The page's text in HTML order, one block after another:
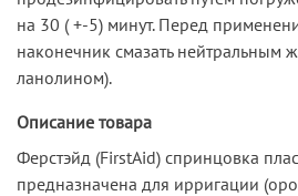
на 30 ( +-5) минут. Перед
наконечник смазать нейтральным
ланолином).
Описание товара
Ферстэйд (FirstAid) cпринцовка
предназначена для ирригации